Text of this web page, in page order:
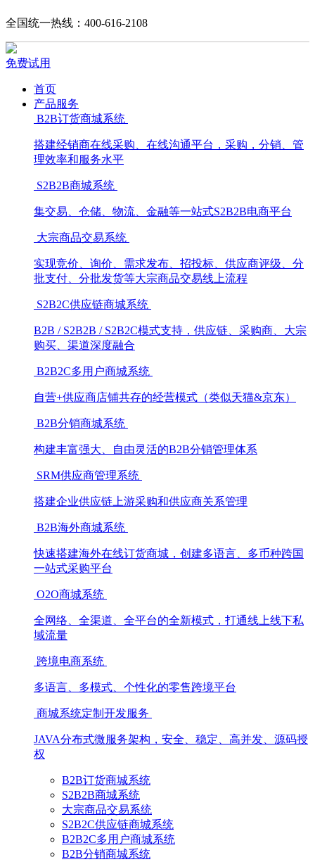
全国统一热线：400-616-2108
免费试用
首页
产品服务
B2B订货商城系统
搭建经销商在线采购、在线沟通平台，采购，分销、管
理效率和服务水平
S2B2B商城系统
集交易、仓储、物流、金融等一站式S2B2B电商平台
大宗商品交易系统
实现竞价、询价、需求发布、招投标、供应商评级、分
批支付、分批发货等大宗商品交易线上流程
S2B2C供应链商城系统
B2B / S2B2B / S2B2C模式支持，供应链、采购商、大宗
购买、渠道深度融合
B2B2C多用户商城系统
自营+供应商店铺共存的经营模式（类似天猫&京东）
B2B分销商城系统
构建丰富强大、自由灵活的B2B分销管理体系
SRM供应商管理系统
搭建企业供应链上游采购和供应商关系管理
B2B海外商城系统
快速搭建海外在线订货商城，创建多语言、多币种跨国
一站式采购平台
O2O商城系统
全网络、全渠道、全平台的全新模式，打通线上线下私
域流量
跨境电商系统
多语言、多模式、个性化的零售跨境平台
商城系统定制开发服务
JAVA分布式微服务架构，安全、稳定、高并发、源码授
权
B2B订货商城系统
S2B2B商城系统
大宗商品交易系统
S2B2C供应链商城系统
B2B2C多用户商城系统
B2B分销商城系统